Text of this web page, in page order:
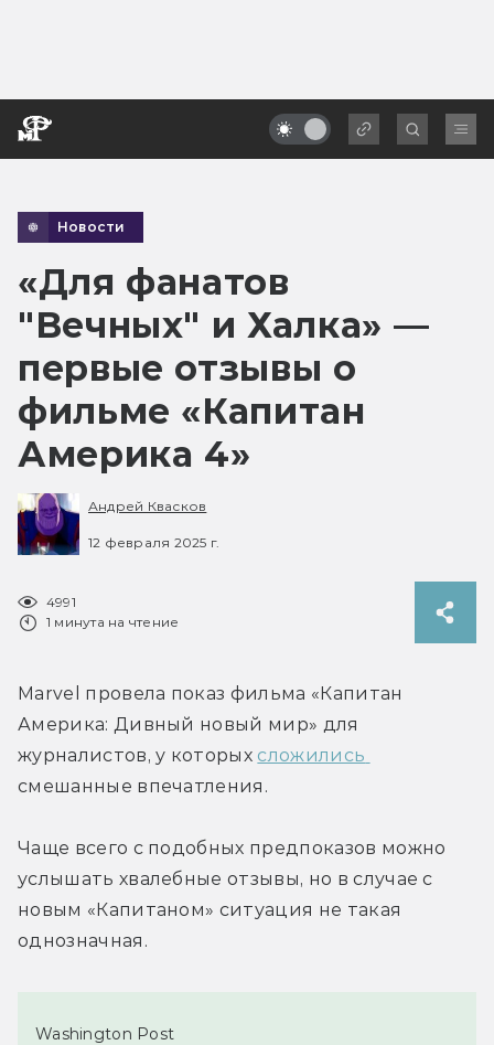
Новости
«Для фанатов
"Вечных" и Халка» —
первые отзывы о
фильме «Капитан
Америка 4»
Андрей Квасков
12 февраля 2025 г.
4991
1 минута на чтение
Marvel провела показ фильма «Капитан
Америка: Дивный новый мир» для
журналистов, у которых
смешанные впечатления.
Чаще всего с подобных предпоказов можно
услышать хвалебные отзывы, но в случае с
новым «Капитаном» ситуация не такая
однозначная.
Washington Post